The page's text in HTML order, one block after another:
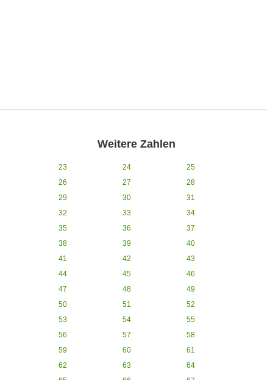
Weitere Zahlen
23 24
25
26
27
28
29
30
31
32
33
34
35
36
37
38
39
40
41
42
43
44
45
46
47
48
49
50
51
52
53
54
55
56
57
58
59
60
61
62
63
64